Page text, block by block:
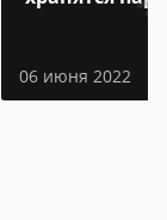
06 июня 2022